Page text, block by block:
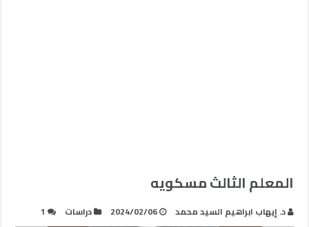
المعلم الثالث مسكويه
د. إيهاب ابراهيم السيد محمد 2024/02/06 دراسات 1